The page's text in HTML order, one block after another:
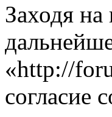
Заходя
«http://
согласие